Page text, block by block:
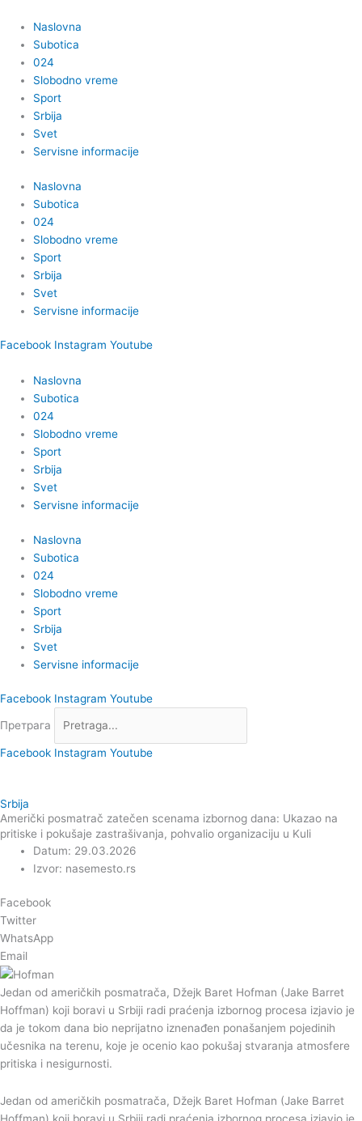
садржај
Naslovna
Subotica
024
Slobodno vreme
Sport
Srbija
Svet
Servisne informacije
Naslovna
Subotica
024
Slobodno vreme
Sport
Srbija
Svet
Servisne informacije
Facebook Instagram Youtube
Naslovna
Subotica
024
Slobodno vreme
Sport
Srbija
Svet
Servisne informacije
Naslovna
Subotica
024
Slobodno vreme
Sport
Srbija
Svet
Servisne informacije
Facebook Instagram Youtube
Претрага
Facebook Instagram Youtube
Srbija
Američki posmatrač zatečen scenama izbornog dana: Ukazao na
pritiske i pokušaje zastrašivanja, pohvalio organizaciju u Kuli
Datum: 29.03.2026
Izvor: nasemesto.rs
Facebook
Twitter
WhatsApp
Email
Jedan od američkih posmatrača, Džejk Baret Hofman (Jake Barret
Hoffman) koji boravi u Srbiji radi praćenja izbornog procesa izjavio je
da je tokom dana bio neprijatno iznenađen ponašanjem pojedinih
učesnika na terenu, koje je ocenio kao pokušaj stvaranja atmosfere
pritiska i nesigurnosti.
Jedan od američkih posmatrača, Džejk Baret Hofman (Jake Barret